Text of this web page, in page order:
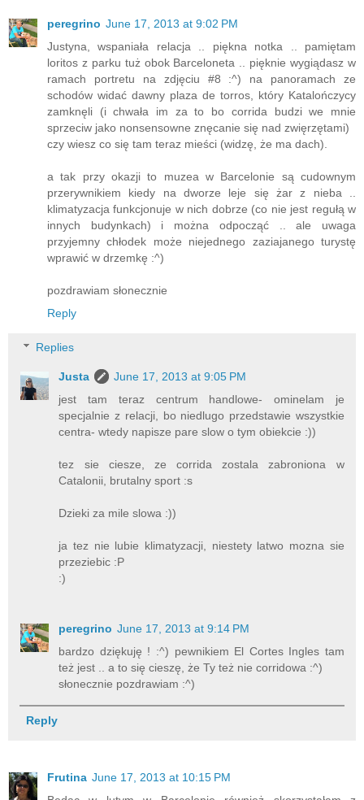
peregrino June 17, 2013 at 9:02 PM
Justyna, wspaniała relacja .. piękna notka .. pamiętam
loritos z parku tuż obok Barceloneta .. pięknie wygiądasz w
ramach portretu na zdjęciu #8 :^) na panoramach ze
schodów widać dawny plaza de torros, który Katalończycy
zamknęli (i chwała im za to bo corrida budzi we mnie
sprzeciw jako nonsensowne znęcanie się nad zwięrzętami)
czy wiesz co się tam teraz mieści (widzę, że ma dach).
a tak przy okazji to muzea w Barcelonie są cudownym
przerywnikiem kiedy na dworze leje się żar z nieba ..
klimatyzacja funkcjonuje w nich dobrze (co nie jest regułą w
innych budynkach) i można odpocząć .. ale uwaga
przyjemny chłodek może niejednego zaziajanego turystę
wprawić w drzemkę :^)
pozdrawiam słonecznie
Reply
Replies
Justa
June 17, 2013 at 9:05 PM
jest tam teraz centrum handlowe- ominelam je
specjalnie z relacji, bo niedlugo przedstawie wszystkie
centra- wtedy napisze pare slow o tym obiekcie :))
tez sie ciesze, ze corrida zostala zabroniona w
Catalonii, brutalny sport :s
Dzieki za mile slowa :))
ja tez nie lubie klimatyzacji, niestety latwo mozna sie
przeziebic :P
:)
peregrino June 17, 2013 at 9:14 PM
bardzo dziękuję ! :^) pewnikiem El Cortes Ingles tam
też jest .. a to się cieszę, że Ty też nie corridowa :^)
słonecznie pozdrawiam :^)
Reply
Frutina June 17, 2013 at 10:15 PM